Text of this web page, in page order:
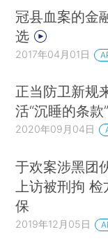
冠县血案的金
选
2017年04月01日
正当防卫新规
活“沉睡的条款”
2020年09月04日
于欢案涉黑团
上访被刑拘 检
保
2019年12月05日